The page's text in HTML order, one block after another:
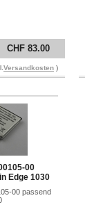
CHF 83.00
Versandkosten )
00
Edge 1030
00 passend